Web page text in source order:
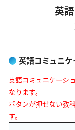
英
英語コミュニ
英語コミュニケーシ
なります。
ボタンが押せない教
す。